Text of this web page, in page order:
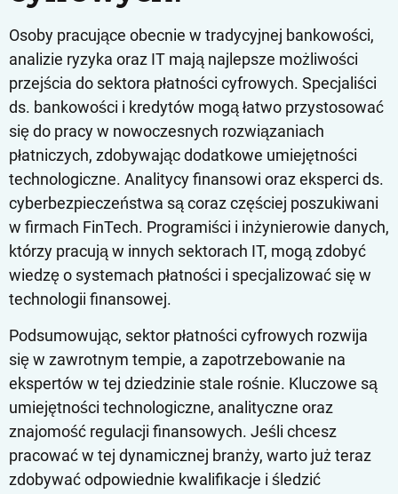
Osoby pracujące obecnie w tradycyjnej bankowości,
analizie ryzyka oraz IT mają najlepsze możliwości
przejścia do sektora płatności cyfrowych. Specjaliści
ds. bankowości i kredytów mogą łatwo przystosować
się do pracy w nowoczesnych rozwiązaniach
płatniczych, zdobywając dodatkowe umiejętności
technologiczne. Analitycy finansowi oraz eksperci ds.
cyberbezpieczeństwa są coraz częściej poszukiwani
w firmach FinTech. Programiści i inżynierowie danych,
którzy pracują w innych sektorach IT, mogą zdobyć
wiedzę o systemach płatności i specjalizować się w
technologii finansowej.
Podsumowując, sektor płatności cyfrowych rozwija
się w zawrotnym tempie, a zapotrzebowanie na
ekspertów w tej dziedzinie stale rośnie. Kluczowe są
umiejętności technologiczne, analityczne oraz
znajomość regulacji finansowych. Jeśli chcesz
pracować w tej dynamicznej branży, warto już teraz
zdobywać odpowiednie kwalifikacje i śledzić